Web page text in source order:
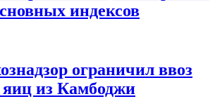
индексов
ограничил ввоз
из Камбоджи